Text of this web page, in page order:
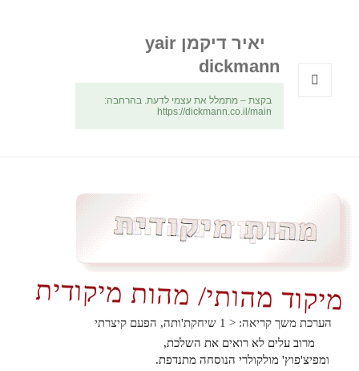
יאיר דיקמן yair
dickmann
בקצת – מתמלל את עצמי לדעת. בהרחבה:
https://dickmann.co.il/main
מיקוד מהותי/ מהות מיקודית
הערכת משך קריאה: < 1
שיחקת'ותה, הפעם קיצרתי
מרוב עלים לא רואים את השלכת,
ומפיצ'פוץ' מולקולרי הנוסחה מתנדפת.